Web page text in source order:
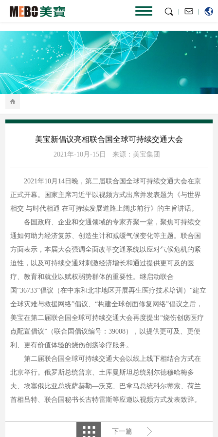
|
|
美宝新倡议亮相联合国全球可持续交通大会
2021年-10月-15日 来源：美宝集团
2021年10月14日晚，第二届联合国全球可持续交通大会在京
正式开幕。国家主席习近平以视频方式出席并发表题为《与世界
相交 与时代相通 在可持续发展道路上阔步前行》的主旨讲话。
各国政府、企业和交通领域的专家齐聚一堂，聚焦可持续交
通如何助力经济复苏、创造生计和减缓气候变化等主题。联合国
方面表示，本届大会强调全面改革交通系统以应对气候危机的紧
迫性，以及可持续交通对刺激经济增长和通过提供更可及的医
疗、教育和就业以赋权弱势群体的重要性。继启动联合
国“36733”倡议（在中东和北非地区开展再生医疗技术培训）“建立
全球灾难与救援网络”倡议、“构建全球创面修复网络”倡议之后，
美宝在第二届联合国全球可持续交通大会再度提出“烧伤创疡医疗
点配置倡议”（联合国倡议编号：39008），以提供更可及、更便
利、更有价值体验的烧伤创疡诊疗服务。
第二届联合国全球可持续交通大会以线上线下相结合方式在
北京举行。俄罗斯总统普京、土库曼斯坦总统别尔德穆哈梅多
夫、埃塞俄比亚总统萨赫勒—沃克、巴拿马总统科尔蒂索、荷兰
首相吕特、联合国秘书长古特雷斯等应邀以视频方式发表致辞。
下一篇